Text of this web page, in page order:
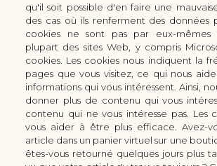
coutellerie.champenoise@gmail.com
+33 (0) 3 51 42 66 63
Boutique
LES GAMMES DE COUTEAUX KAI
LES ACCESSOIRES DE CUISINE KAI
CUTTERS & CISEAUX KAI
LES SERVICES/PRESTATIONS
Bon à savoir
Manuel d'aiguisage & entretien
Nous
Qui
qu'il soit possible d'en faire une
des cas où ils renferment des données
cookies ne sont pas par eux-mêmes
plupart des sites Web, y compris
cookies. Les cookies nous indiquent la
pages que vous visitez, ce qui nous
informations qui vous intéressent. Ainsi,
donner plus de contenu qui vous
contenu qui ne vous intéresse pas. Les
vous aider à être plus efficace. Avez-
article dans un panier virtuel sur une
êtes-vous retourné quelques jours plus